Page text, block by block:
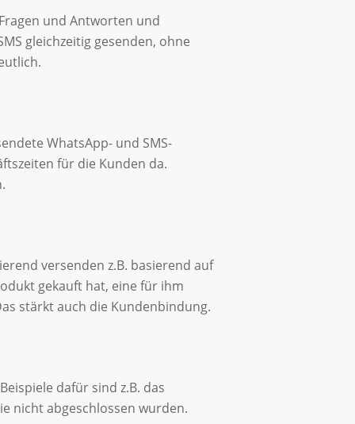
und Antworten und
gleichzeitig gesenden, ohne
WhatsApp- und SMS-
für die Kunden da.
versenden z.B. basierend auf
gekauft hat, eine für ihm
stärkt auch die Kundenbindung.
dafür sind z.B. das
nicht abgeschlossen wurden.